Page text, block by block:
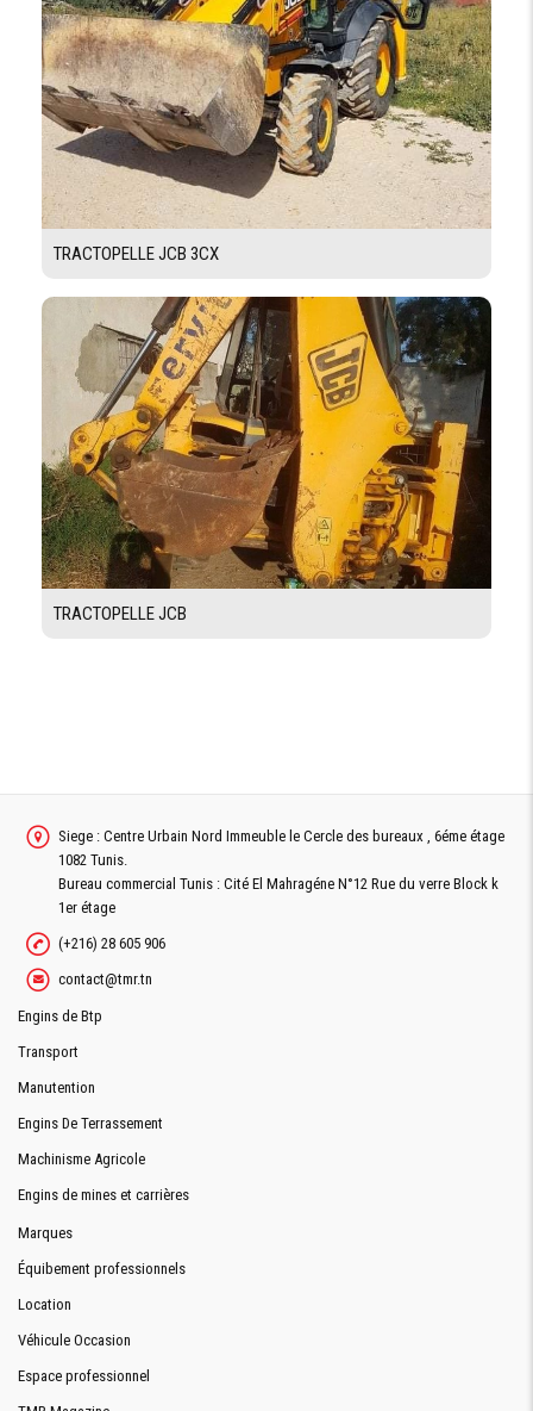
TRACTOPELLE JCB 3CX
TRACTOPELLE JCB
Siege : Centre Urbain Nord Immeuble le Cercle des bureaux , 6éme étage
1082 Tunis.
Bureau commercial Tunis : Cité El Mahragéne N°12 Rue du verre Block k
1er étage
(+216) 28 605 906
contact@tmr.tn
Engins de Btp
Transport
Manutention
Engins De Terrassement
Machinisme Agricole
Engins de mines et carrières
Marques
Équibement professionnels
Location
Véhicule Occasion
Espace professionnel